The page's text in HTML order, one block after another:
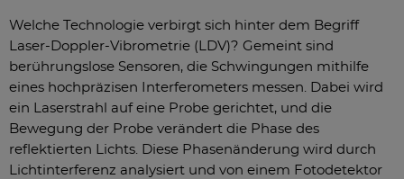
Welche Technologie verbirgt sich hinter dem Begriff
Laser-Doppler-Vibrometrie (LDV)? Gemeint sind
berührungslose Sensoren, die Schwingungen mithilfe
eines hochpräzisen Interferometers messen. Dabei wird
ein Laserstrahl auf eine Probe gerichtet, und die
Bewegung der Probe verändert die Phase des
reflektierten Lichts. Diese Phasenänderung wird durch
Lichtinterferenz analysiert und von einem Fotodetektor